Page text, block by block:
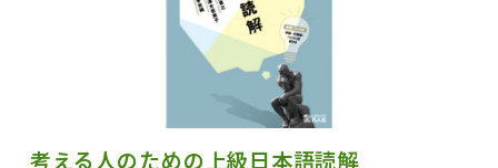
考える人のための上級日本語読解